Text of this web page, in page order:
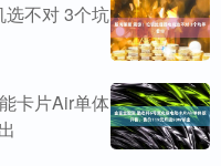
选不对 3个坑
卡片Air单体